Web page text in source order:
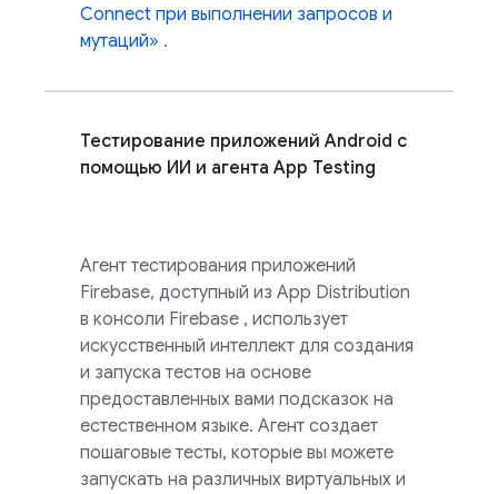
Connect при выполнении запросов и
мутаций» .
Тестирование приложений Android с
помощью ИИ и агента App Testing
Агент тестирования приложений
Firebase, доступный из App Distribution
в консоли Firebase , использует
искусственный интеллект для создания
и запуска тестов на основе
предоставленных вами подсказок на
естественном языке. Агент создает
пошаговые тесты, которые вы можете
запускать на различных виртуальных и